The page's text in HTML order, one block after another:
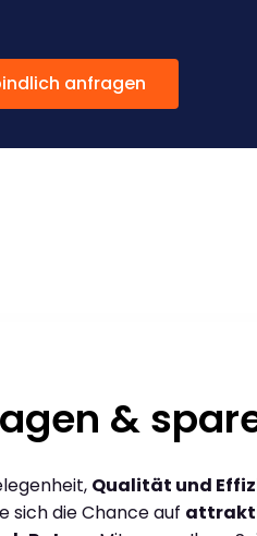
anfragen
&
Qualität und
sich die Chance auf